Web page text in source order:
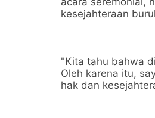
kesejahteraan
"Kita tahu bahwa
Oleh karena itu,
hak dan